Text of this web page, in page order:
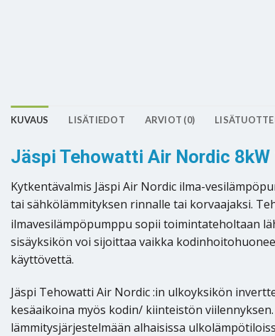
KUVAUS LISÄTIEDOT ARVIOT (0)
Jäspi Tehowatti Air Nordic
Kytkentävalmis Jäspi Air Nordic ilma-
tai sähkölämmityksen rinnalle tai korvaajaksi.
ilmavesilämpöpumppu sopii toimintateholtaan
sisäyksikön voi sijoittaa vaikka
käyttövettä.
Jäspi Tehowatti Air Nordic :in ulkoyksikön
kesäaikoina myös kodin/ kiinteistön
lämmitysjärjestelmään alhaisissa